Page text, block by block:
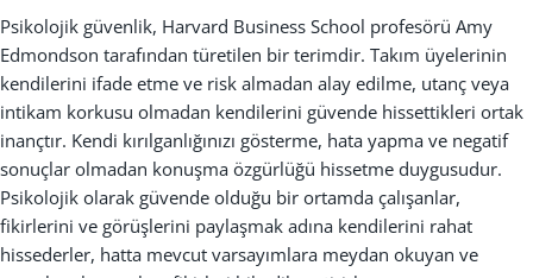
Psikolojik güvenlik, Harvard Business School profesörü Amy
Edmondson tarafından türetilen bir terimdir. Takım üyelerinin
kendilerini ifade etme ve risk almadan alay edilme, utanç veya
intikam korkusu olmadan kendilerini güvende hissettikleri ortak
inançtır. Kendi kırılganlığınızı gösterme, hata yapma ve negatif
sonuçlar olmadan konuşma özgürlüğü hissetme duygusudur.
Psikolojik olarak güvende olduğu bir ortamda çalışanlar,
fikirlerini ve görüşlerini paylaşmak adına kendilerini rahat
hissederler, hatta mevcut varsayımlara meydan okuyan ve